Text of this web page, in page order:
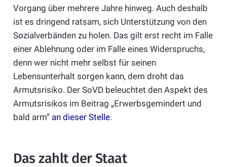
Vorgang über mehrere Jahre hinweg. Auch deshalb
ist es dringend ratsam, sich Unterstützung von den
Sozialverbänden zu holen. Das gilt erst recht im Falle
einer Ablehnung oder im Falle eines Widerspruchs,
denn wer nicht mehr selbst für seinen
Lebensunterhalt sorgen kann, dem droht das
Armutsrisiko. Der SoVD beleuchtet den Aspekt des
Armutsrisikos im Beitrag „Erwerbsgemindert und
bald arm“ an dieser Stelle.
Das zahlt der Staat